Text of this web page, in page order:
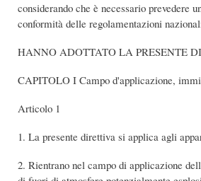
considerando che è necessario
conformità delle regolamentazioni
HANNO ADOTTATO LA PRESENTE
CAPITOLO I Campo d'applicazione,
Articolo 1
1. La presente direttiva si applica agli
2. Rientrano nel campo di applicazione